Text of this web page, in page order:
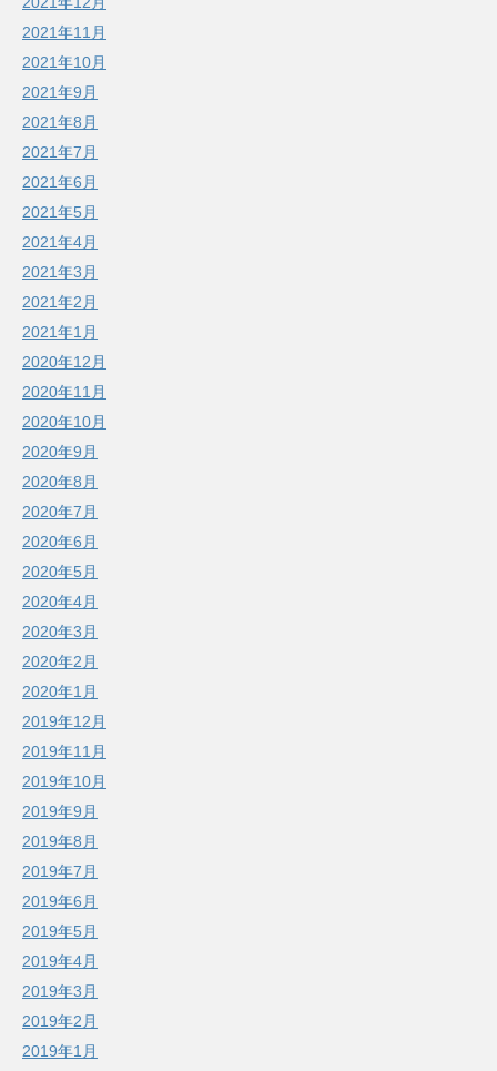
2021年11月
2021年10月
2021年9月
2021年8月
2021年7月
2021年6月
2021年5月
2021年4月
2021年3月
2021年2月
2021年1月
2020年12月
2020年11月
2020年10月
2020年9月
2020年8月
2020年7月
2020年6月
2020年5月
2020年4月
2020年3月
2020年2月
2020年1月
2019年12月
2019年11月
2019年10月
2019年9月
2019年8月
2019年7月
2019年6月
2019年5月
2019年4月
2019年3月
2019年2月
2019年1月